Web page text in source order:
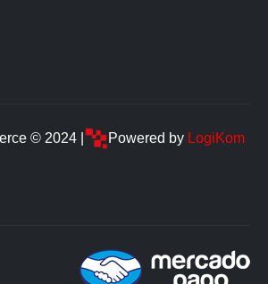
© 2024 | Powered by LogiKom